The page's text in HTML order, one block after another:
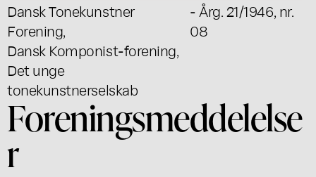
Dansk Tonekunstner
Forening,
Dansk Komponist-forening,
Det unge
tonekunstnerselskab
- Årg. 21/1946, nr.
08
Foreningsmeddelelse
r